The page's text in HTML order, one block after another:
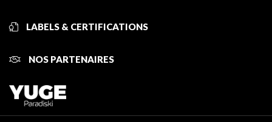
LABELS & CERTIFICATIONS
NOS PARTENAIRES